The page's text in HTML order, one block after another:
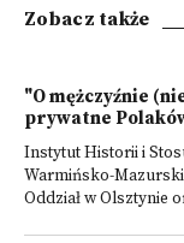
Zobacz także
"O mężczyźnie
prywatne
Instytut Historii i
Warmińsko-
Oddział w Olsztynie